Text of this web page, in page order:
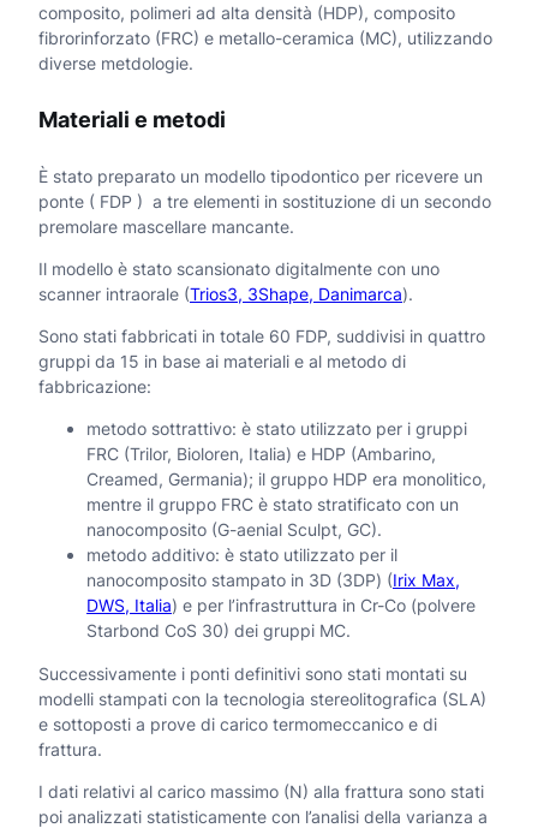
composito, polimeri ad alta densità (HDP), composito
fibrorinforzato (FRC) e metallo-ceramica (MC), utilizzando
diverse metdologie.
Materiali e metodi
È stato preparato un modello tipodontico per ricevere un
ponte ( FDP ) a tre elementi in sostituzione di un secondo
premolare mascellare mancante.
Il modello è stato scansionato digitalmente con uno
scanner intraorale (Trios3, 3Shape, Danimarca).
Sono stati fabbricati in totale 60 FDP, suddivisi in quattro
gruppi da 15 in base ai materiali e al metodo di
fabbricazione:
metodo sottrattivo: è stato utilizzato per i gruppi
FRC (Trilor, Bioloren, Italia) e HDP (Ambarino,
Creamed, Germania); il gruppo HDP era monolitico,
mentre il gruppo FRC è stato stratificato con un
nanocomposito (G-aenial Sculpt, GC).
metodo additivo: è stato utilizzato per il
nanocomposito stampato in 3D (3DP) (Irix Max,
DWS, Italia) e per l’infrastruttura in Cr-Co (polvere
Starbond CoS 30) dei gruppi MC.
Successivamente i ponti definitivi sono stati montati su
modelli stampati con la tecnologia stereolitografica (SLA)
e sottoposti a prove di carico termomeccanico e di
frattura.
I dati relativi al carico massimo (N) alla frattura sono stati
poi analizzati statisticamente con l’analisi della varianza a